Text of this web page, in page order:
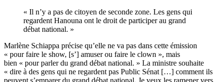
« Il n’y a pas de citoyen de seconde zone. Les gens qui
regardent Hanouna ont le droit de participer au grand
débat national. »
Marlène Schiappa précise qu’elle ne va pas dans cette émission
« pour faire le show, [s’] amuser ou faire le clown », mais
bien « pour parler du grand débat national. » La ministre souhaite
« dire à des gens qui ne regardent pas Public Sénat […] comment ils
peuvent s’emparer du grand débat national. Je veux les ramener vers